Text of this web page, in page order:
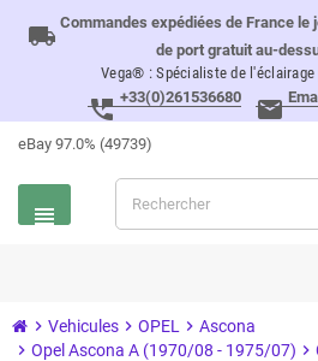
local_shipping Commandes expédiées de France le
de port gratuit au-
Vega® : Spécialiste de
perm_phone_msg +33(0)261536680 email
eBay 97.0% (49739)
view_headline
chevron_right Vehicules chevron_right OPEL chevron_right Ascona
chevron_right Opel Ascona A (1970/08 - 1975/07) chevron_right